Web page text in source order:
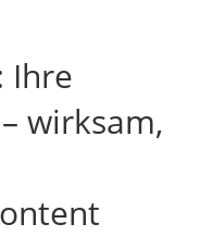
Ihre
wirksam,